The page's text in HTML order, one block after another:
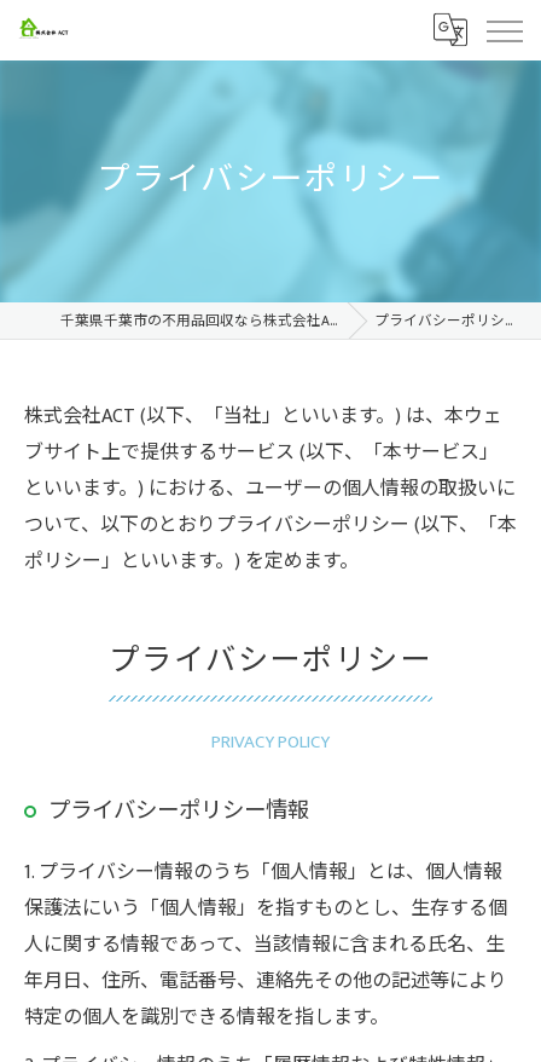
プライバシーポリシー
千葉県千葉市の不用品回収なら株式会社ACT プライバシーポリシー
株式会社ACT (以下、「当社」といいます。) は、本ウェ
ブサイト上で提供するサービス (以下、「本サービス」
といいます。) における、ユーザーの個人情報の取扱いに
ついて、以下のとおりプライバシーポリシー (以下、「本
ポリシー」といいます。) を定めます。
プライバシーポリシー
PRIVACY POLICY
プライバシーポリシー情報
1. プライバシー情報のうち「個人情報」とは、個人情報
保護法にいう「個人情報」を指すものとし、生存する個
人に関する情報であって、当該情報に含まれる氏名、生
年月日、住所、電話番号、連絡先その他の記述等により
特定の個人を識別できる情報を指します。